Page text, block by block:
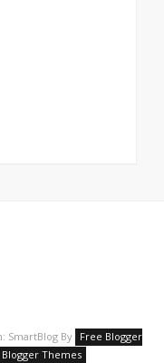
SmartBlog By Free Blogger
Blogger Themes